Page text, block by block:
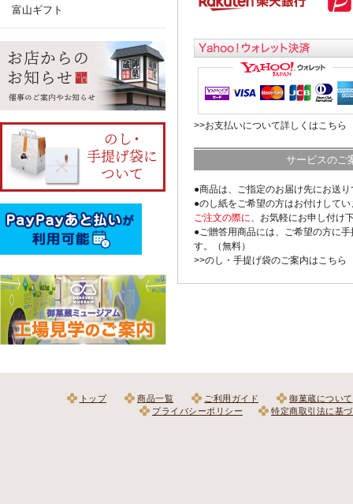
富山ギフト
>>お支払いについて詳しくはこちら
サービスのご
●商品は、ご指定のお届け先にお送
●のし紙をご希望の方はお付けして
ご注文の際に、お気軽にお申し付け
●ご贈答用商品には、ご希望の方に
す。（無料）
>>のし・手提げ袋のご案内はこちら
トップ 商品一覧 ご利用ガイド
御菓蔵について
プライバシーポリシー
特定商取引法に基